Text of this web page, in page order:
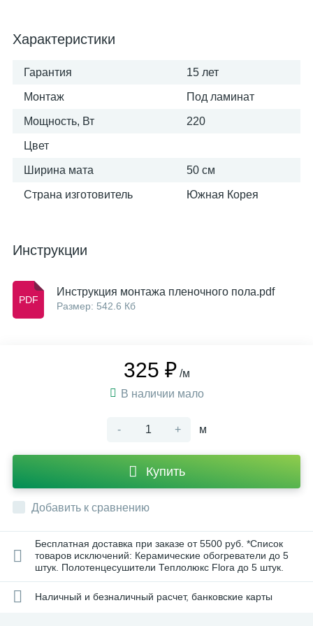
Характеристики
Гарантия 15 лет
Монтаж Под ламинат
Мощность, Вт 220
Цвет
Ширина мата 50 см
Страна изготовитель Южная Корея
Инструкции
Инструкция монтажа пленочного пола.pdf
Размер: 542.6 Кб
325 ₽ /м
В наличии мало
- + м
Купить
Добавить к сравнению
Бесплатная доставка при заказе от 5500 руб. *Список
товаров исключений: Керамические обогреватели до 5
штук. Полотенцесушители Теплолюкс Flora до 5 штук.
Наличный и безналичный расчет, банковские карты